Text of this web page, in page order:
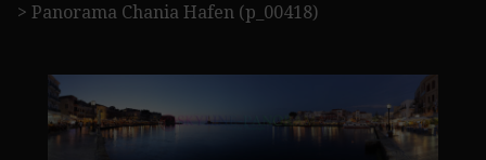
> Panorama Chania Hafen (p_00418)